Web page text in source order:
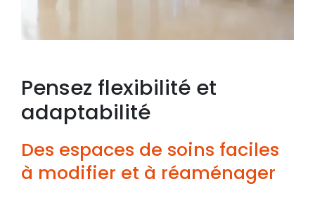
Pensez flexibilité et
adaptabilité
Des espaces de soins faciles
à modifier et à réaménager